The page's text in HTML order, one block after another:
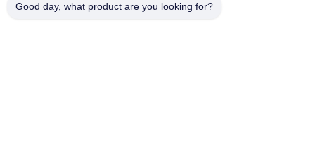
Good day, what product are you looking for?